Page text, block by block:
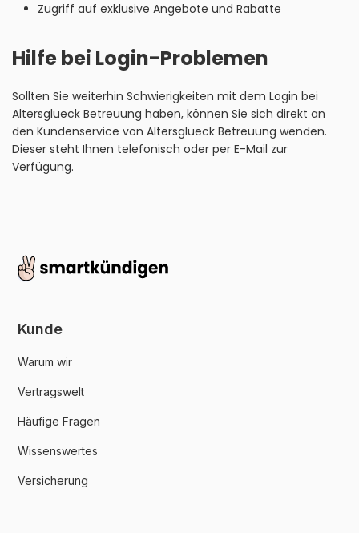
Zugriff auf exklusive Angebote und Rabatte
Hilfe bei Login-Problemen
Sollten Sie weiterhin Schwierigkeiten mit dem Login bei
Altersglueck Betreuung haben, können Sie sich direkt an
den Kundenservice von Altersglueck Betreuung wenden.
Dieser steht Ihnen telefonisch oder per E-Mail zur
Verfügung.
Kunde
Warum wir
Vertragswelt
Häufige Fragen
Wissenswertes
Versicherung